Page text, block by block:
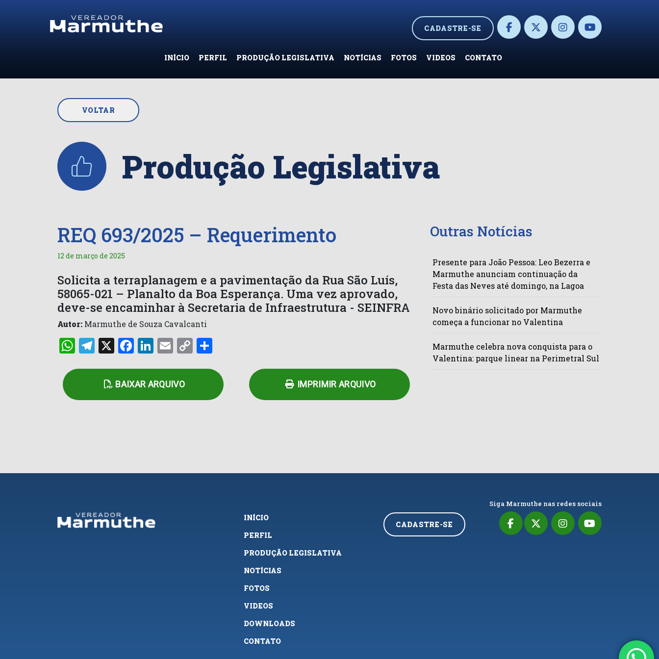
CADASTRE-SE
INÍCIO PERFIL PRODUÇÃO LEGISLATIVA NOTÍCIAS FOTOS VIDEOS CONTATO
VOLTAR
Produção Legislativa
REQ 693/2025 – Requerimento
12 de março de 2025
Solicita a terraplanagem e a pavimentação da Rua São Luís,
58065-021 – Planalto da Boa Esperança. Uma vez aprovado,
deve-se encaminhar à Secretaria de Infraestrutura - SEINFRA
Autor: Marmuthe de Souza Cavalcanti
WhatsApp
Telegram
X Facebook
LinkedIn
Email
Copy
BAIXAR ARQUIVO IMPRIMIR ARQUIVO
Outras Notícias
Presente para João Pessoa: Leo Bezerra e
Marmuthe anunciam continuação da
Festa das Neves até domingo, na Lagoa
Novo binário solicitado por Marmuthe
começa a funcionar no Valentina
Marmuthe celebra nova conquista para o
Valentina: parque linear na Perimetral Sul
INÍCIO
PERFIL
PRODUÇÃO LEGISLATIVA
NOTÍCIAS
FOTOS
VIDEOS
DOWNLOADS
CONTATO
CADASTRE-SE
Siga Marmuthe nas redes sociais